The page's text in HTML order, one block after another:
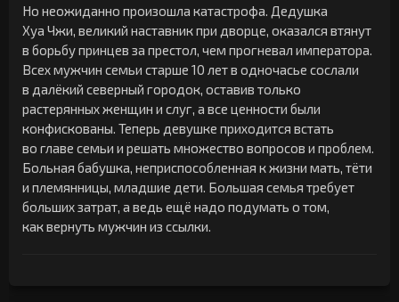
Но неожиданно произошла катастрофа. Дедушка
Хуа Чжи, великий наставник при дворце, оказался втянут
в борьбу принцев за престол, чем прогневал императора.
Всех мужчин семьи старше 10 лет в одночасье сослали
в далёкий северный городок, оставив только
растерянных женщин и слуг, а все ценности были
конфискованы. Теперь девушке приходится встать
во главе семьи и решать множество вопросов и проблем.
Больная бабушка, неприспособленная к жизни мать, тёти
и племянницы, младшие дети. Большая семья требует
больших затрат, а ведь ещё надо подумать о том,
как вернуть мужчин из ссылки.